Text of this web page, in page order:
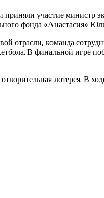
участие министр
фонда «Анастасия»
отрасли, команда
В финальной игре
лотерея. В